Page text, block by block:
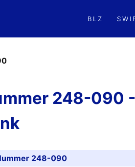
BLZ
248-090 -
248-090